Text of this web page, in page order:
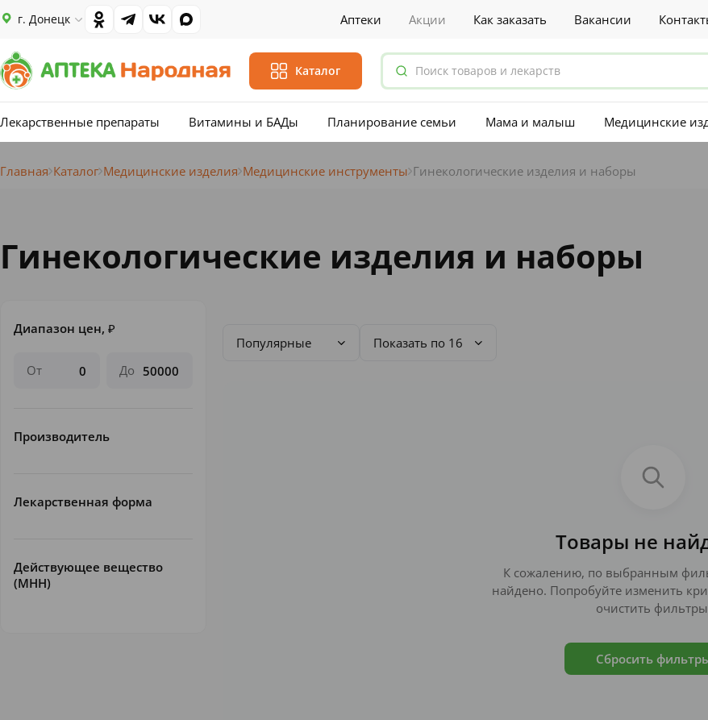
г. Донецк Аптеки Акции Как заказать Вакансии
Каталог
Лекарственные препараты Витамины и БАДы Планирование семьи Мама и малыш Медицинские
Главная Каталог Медицинские изделия Медицинские инструменты Гинекологические изделия и наборы
Гинекологические изделия и наборы
Диапазон цен, ₽
От До
Производитель
Лекарственная форма
Действующее вещество
(МНН)
Популярные Показать по 16
Товары не
К сожалению, по выбранным
найдено. Попробуйте изменить
очистить
Сбросить